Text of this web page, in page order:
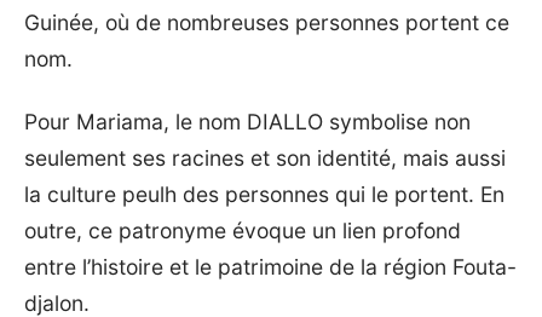
Guinée, où de nombreuses personnes portent ce
nom.
Pour Mariama, le nom DIALLO symbolise non
seulement ses racines et son identité, mais aussi
la culture peulh des personnes qui le portent. En
outre, ce patronyme évoque un lien profond
entre l’histoire et le patrimoine de la région Fouta-
djalon.